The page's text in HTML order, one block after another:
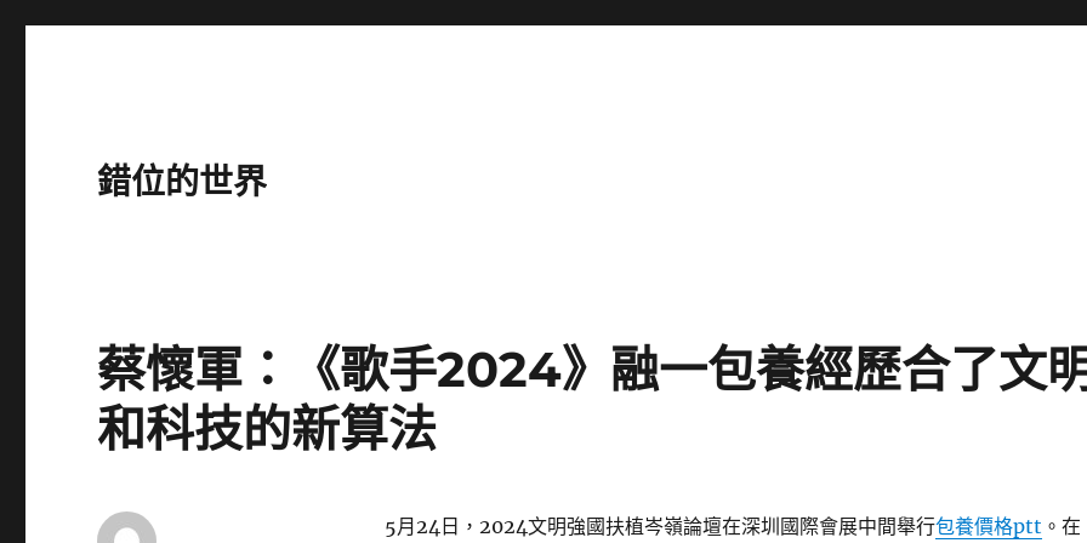
錯位的世界
蔡懷軍：《歌手2024》融一包養經歷合了文
和科技的新算法
5月24日，2024文明強國扶植岑嶺論壇在深圳國際會展中間舉行包養價格ptt 。在